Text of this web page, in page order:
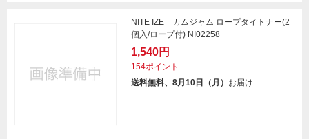
NITE IZE カムジャム ロープタイトナー(2
個入/ロープ付) NI02258
1,540円
154ポイント
送料無料、8月10日（月） お届け